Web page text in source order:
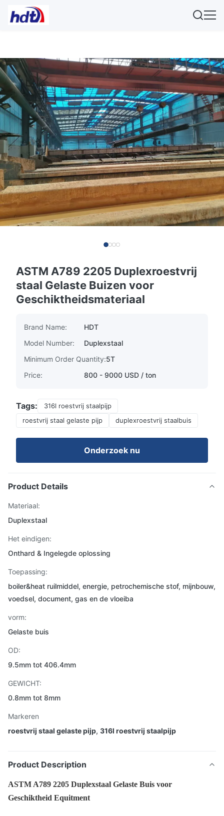
ASTM A789 2205 Duplexroestvrij
staal Gelaste Buizen voor
Geschiktheidsmateriaal
Brand Name:
HDT
Model Number:
Duplexstaal
Minimum Order Quantity:5T
Price:
800 - 9000 USD / ton
Tags:
316l roestvrij staalpijp
roestvrij staal gelaste pijp
duplexroestvrij staalbuis
Onderzoek nu
Product Details
Materiaal:
Duplexstaal
Het eindigen:
Onthard & Ingelegde oplossing
Toepassing:
boiler&heat ruilmiddel, energie, petrochemische stof, mijnbouw,
voedsel, document, gas en de vloeiba
vorm:
Gelaste buis
OD:
9.5mm tot 406.4mm
GEWICHT:
0.8mm tot 8mm
Markeren
roestvrij staal gelaste pijp, 316l roestvrij staalpijp
Product Description
ASTM A789 2205 Duplexstaal Gelaste Buis voor
Geschiktheid Equitment